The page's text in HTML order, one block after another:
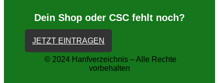
Dein Shop oder CSC fehlt noch?
JETZT EINTRAGEN
© 2024 Hanfverzeichnis – Alle Rechte
vorbehalten